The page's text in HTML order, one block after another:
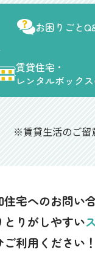
お困りごと
賃貸住宅・
レンタルボック
※賃貸生活のご留
宅へのお問い合
とりがしやすい
ご利用ください！